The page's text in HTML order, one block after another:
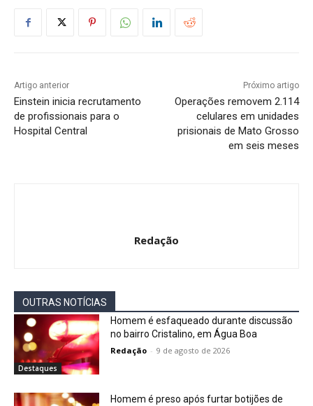
Artigo anterior
Einstein inicia recrutamento
de profissionais para o
Hospital Central
Próximo artigo
Operações removem 2.114
celulares em unidades
prisionais de Mato Grosso
em seis meses
Redação
OUTRAS NOTÍCIAS
Destaques
Homem é esfaqueado durante discussão
no bairro Cristalino, em Água Boa
Redação - 9 de agosto de 2026
Homem é preso após furtar botijões de